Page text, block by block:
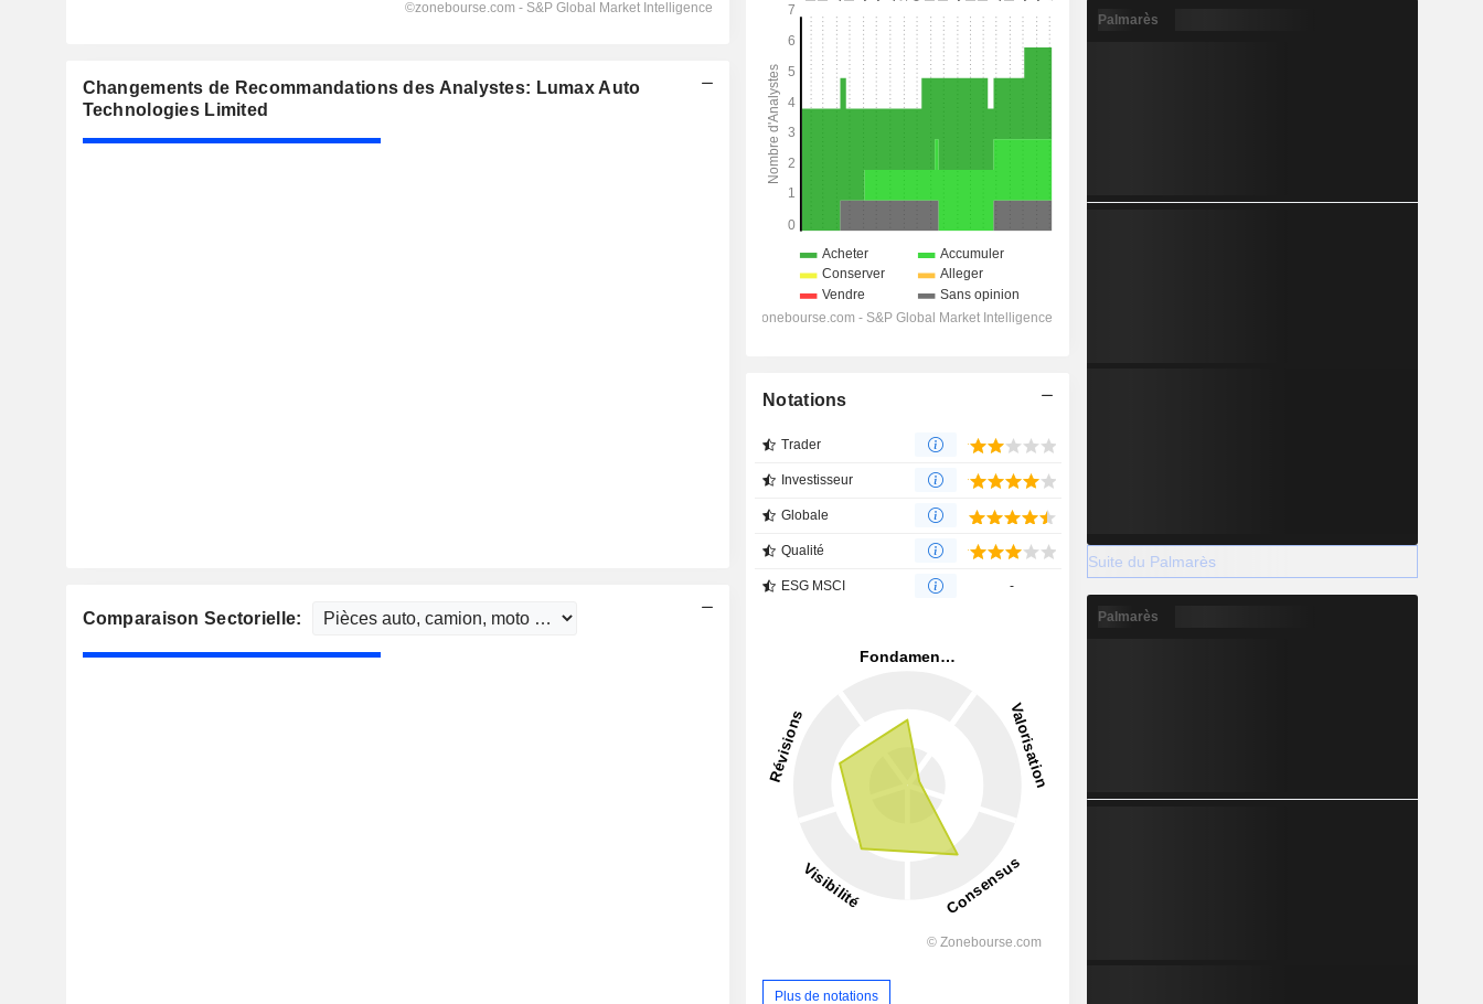
Changements de Recommandations des Analystes: Lumax Auto
Technologies Limited
Comparaison Sectorielle:
Notations
Trader
Investisseur
Globale
Qualité
ESG MSCI -
Plus de notations
Palmarès
Suite du Palmarès
Palmarès